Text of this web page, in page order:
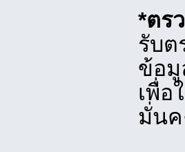
*ตร
รับต
ข้อมู
เพื่อ
มั่น